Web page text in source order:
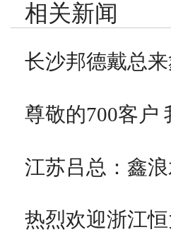
相关新闻
长沙邦德戴总
尊敬的700客
江苏吕总：鑫
热烈欢迎浙江